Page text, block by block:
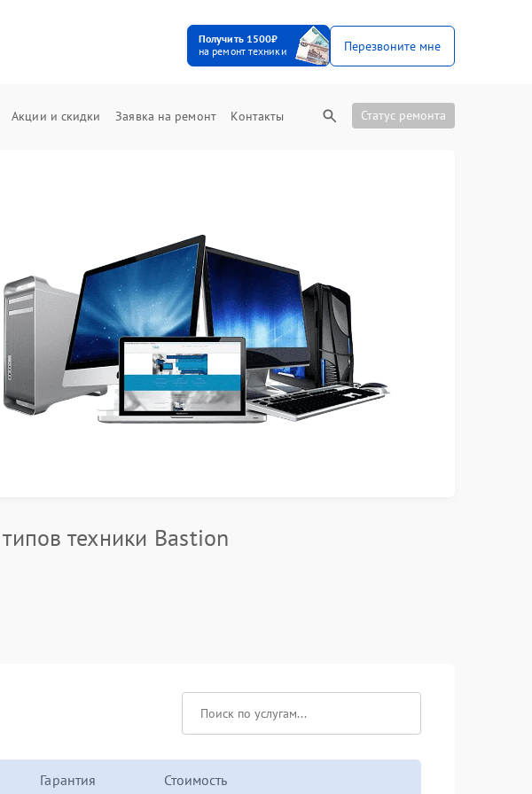
Получить 1500₽
на ремонт техники
Перезвоните мне
Акции и скидки Заявка на ремонт Контакты Статус ремонта
техники Bastion
Гарантия Стоимость